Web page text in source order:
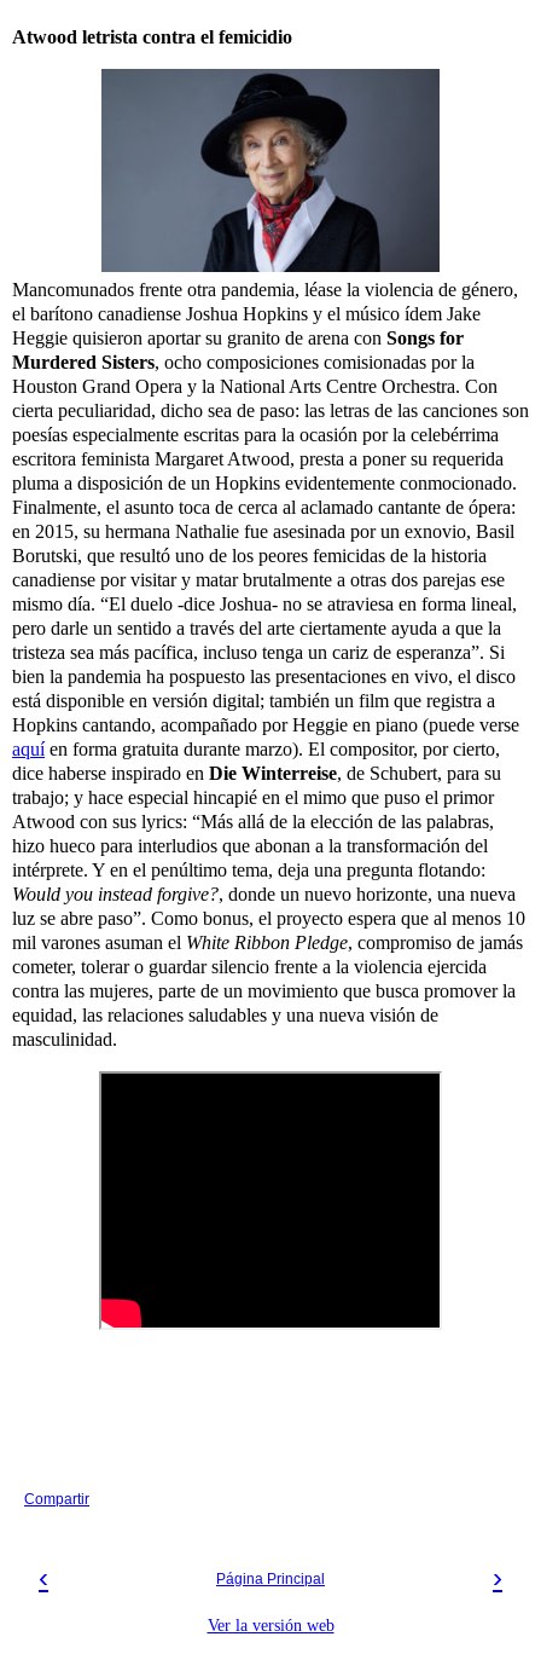
Atwood letrista contra el femicidio
Mancomunados frente otra pandemia, léase la violencia de género,
el barítono canadiense Joshua Hopkins y el músico ídem Jake
Heggie quisieron aportar su granito de arena con Songs for
Murdered Sisters, ocho composiciones comisionadas por la
Houston Grand Opera y la National Arts Centre Orchestra. Con
cierta peculiaridad, dicho sea de paso: las letras de las canciones son
poesías especialmente escritas para la ocasión por la celebérrima
escritora feminista Margaret Atwood, presta a poner su requerida
pluma a disposición de un Hopkins evidentemente conmocionado.
Finalmente, el asunto toca de cerca al aclamado cantante de ópera:
en 2015, su hermana Nathalie fue asesinada por un exnovio, Basil
Borutski, que resultó uno de los peores femicidas de la historia
canadiense por visitar y matar brutalmente a otras dos parejas ese
mismo día. “El duelo -dice Joshua- no se atraviesa en forma lineal,
pero darle un sentido a través del arte ciertamente ayuda a que la
tristeza sea más pacífica, incluso tenga un cariz de esperanza”. Si
bien la pandemia ha pospuesto las presentaciones en vivo, el disco
está disponible en versión digital; también un film que registra a
Hopkins cantando, acompañado por Heggie en piano (puede verse
aquíen forma gratuita durante marzo). El compositor, por cierto,
dice haberse inspirado en Die Winterreise, de Schubert, para su
trabajo; y hace especial hincapié en el mimo que puso el primor
Atwood con sus lyrics: “Más allá de la elección de las palabras,
hizo hueco para interludios que abonan a la transformación del
intérprete. Y en el penúltimo tema, deja una pregunta flotando:
Would you instead forgive?, donde un nuevo horizonte, una nueva
luz se abre paso”. Como bonus, el proyecto espera que al menos 10
mil varones asuman el White Ribbon Pledge, compromiso de jamás
cometer, tolerar o guardar silencio frente a la violencia ejercida
contra las mujeres, parte de un movimiento que busca promover la
equidad, las relaciones saludables y una nueva visión de
masculinidad.
Compartir
‹ ›
Página Principal
Ver la versión web